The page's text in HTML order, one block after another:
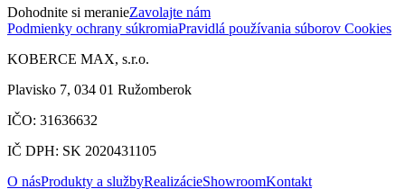
Dohodnite si meranieZavolajte nám
Podmienky ochrany súkromiaPravidlá používania súborov Cookies
KOBERCE MAX, s.r.o.
Plavisko 7, 034 01 Ružomberok
IČO: 31636632
IČ DPH: SK 2020431105
O násProdukty a službyRealizácieShowroomKontakt